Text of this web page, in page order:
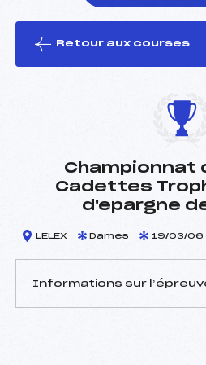
le ski
Retour aux courses
Championnat
Cadettes
d'epargne
LELEX Dames 19/03/06
Informations sur